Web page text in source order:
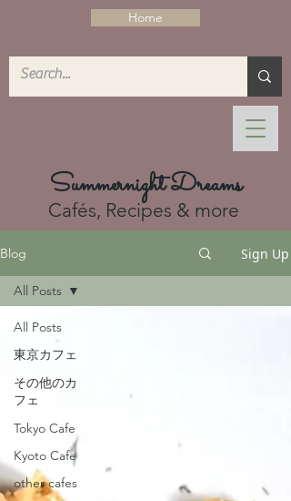
Home
Summernight Dreams
Cafés, Recipes & more
Blog Sign Up
All Posts
東京カフェ
その他のカ
フェ
Tokyo Cafe
Kyoto Cafe
other cafes
All Posts